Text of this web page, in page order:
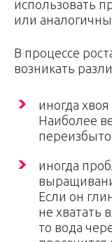
использовать
или
В процессе
возникать
иногда
Наиболее
иногда
Если он
не хватать
то вода